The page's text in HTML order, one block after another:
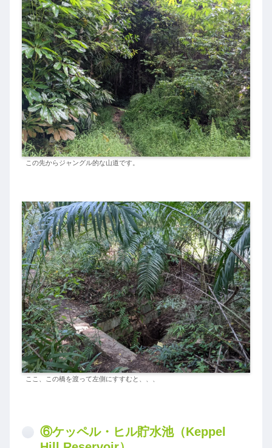
この先からジャングル的な山道です。
ここ、この橋を渡って左側にすすむと、、、
⑥ケッペル・ヒル貯水池（Keppel